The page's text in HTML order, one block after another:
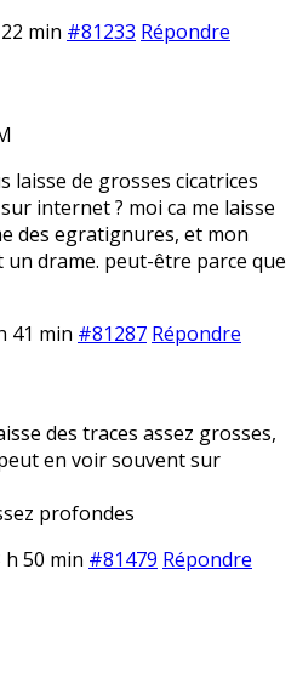
min #81233 Répondre
laisse de grosses cicatrices
internet ? moi ca me laisse
des egratignures, et mon
drame. peut-être parce que
41 min #81287 Répondre
des traces assez grosses,
en voir souvent sur
profondes
h 50 min #81479 Répondre